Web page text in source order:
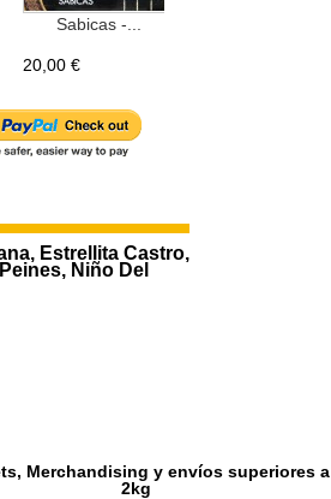
Sabicas -...
20,00 €
Estrellita Castro,
Niño Del
Merchandising y envíos superiores a
2kg